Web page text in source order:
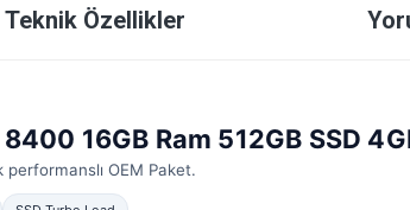
Teknik Özellikler
16GB Ram 512GB SSD
OEM Paket.